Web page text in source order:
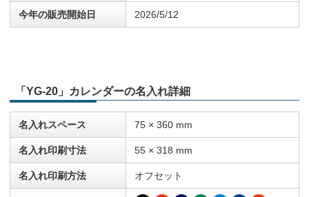
今年の販売開始日 2026/5/12
「YG-20」カレンダーの名入れ詳細
名入れスペース 75 × 360 mm
名入れ印刷寸法 55 × 318 mm
名入れ印刷方法 オフセット